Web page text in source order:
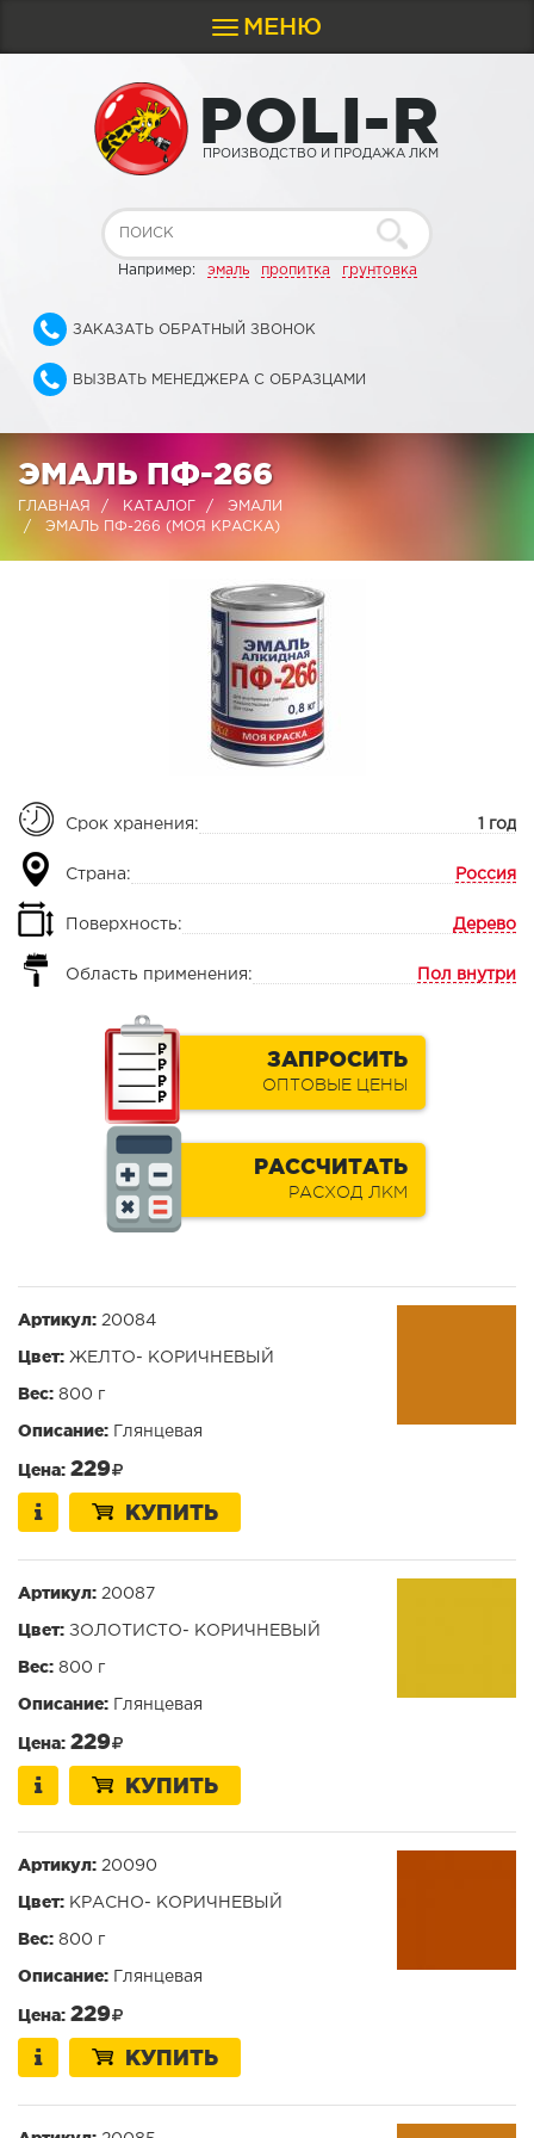
Toggle
navigation
МЕНЮ
POLI-R
ПРОИЗВОДСТВО И ПРОДАЖА ЛКМ
Например: эмаль пропитка грунтовка
ЗАКАЗАТЬ ОБРАТНЫЙ ЗВОНОК
ВЫЗВАТЬ МЕНЕДЖЕРА С ОБРАЗЦАМИ
ЭМАЛЬ ПФ-266
ГЛАВНАЯ КАТАЛОГ
ЭМАЛИ
ЭМАЛЬ ПФ-266 (МОЯ КРАСКА)
Срок хранения: 1 год
Страна: Россия
Поверхность: Дерево
Область применения: Пол внутри
ЗАПРОСИТЬ
ОПТОВЫЕ ЦЕНЫ
РАССЧИТАТЬ
РАСХОД ЛКМ
Артикул: 20084
Цвет: ЖЕЛТО- КОРИЧНЕВЫЙ
Вес: 800 г
Описание: Глянцевая
Цена: 229
КУПИТЬ
Артикул: 20087
Цвет: ЗОЛОТИСТО- КОРИЧНЕВЫЙ
Вес: 800 г
Описание: Глянцевая
Цена: 229
КУПИТЬ
Артикул: 20090
Цвет: КРАСНО- КОРИЧНЕВЫЙ
Вес: 800 г
Описание: Глянцевая
Цена: 229
КУПИТЬ